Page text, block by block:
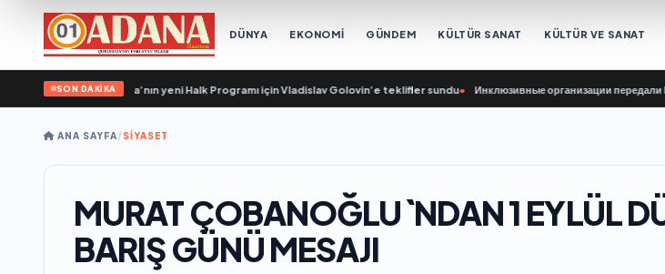
DÜNYA EKONOMİ GÜNDEM KÜLTÜR SANAT KÜLTÜR VE SANAT
SON DAKİKA
Birleşik Rusya’nın yeni Halk Programı için Vladislav Golovin’e teklifler sundu• Инклюзивные организации передали
ANA SAYFA/SİYASET
MURAT ÇOBANOĞLU`NDAN 1 EYLÜL
BARIŞ GÜNÜ MESAJI